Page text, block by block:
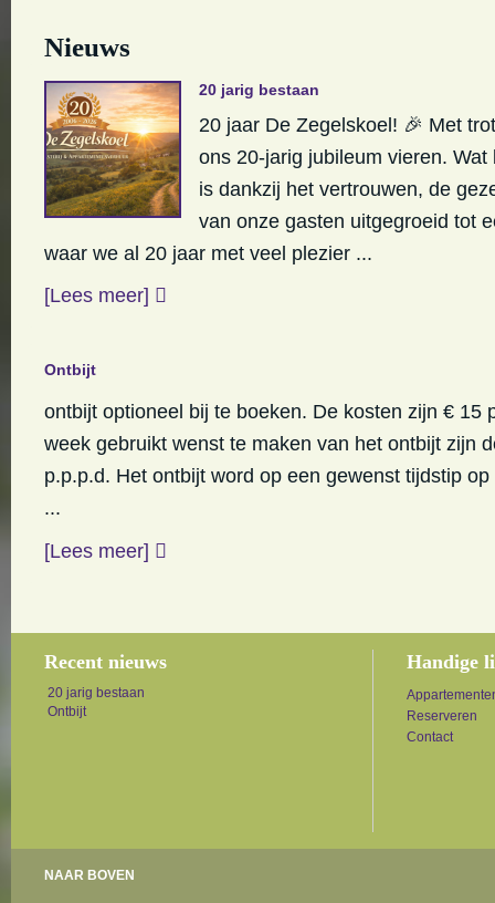
Nieuws
20 jarig bestaan
20 jaar De Zegelskoel! 🎉 Met
ons 20-jarig jubileum vieren.
is dankzij het vertrouwen, de
van onze gasten uitgegroeid tot
waar we al 20 jaar met veel plezier ...
[Lees meer]
Ontbijt
ontbijt optioneel bij te boeken. De kosten zijn € 15
week gebruikt wenst te maken van het ontbijt zijn
p.p.p.d. Het ontbijt word op een gewenst tijdstip
...
[Lees meer]
Recent nieuws
20 jarig bestaan
Ontbijt
Handige
Reserveren
Contact
NAAR BOVEN